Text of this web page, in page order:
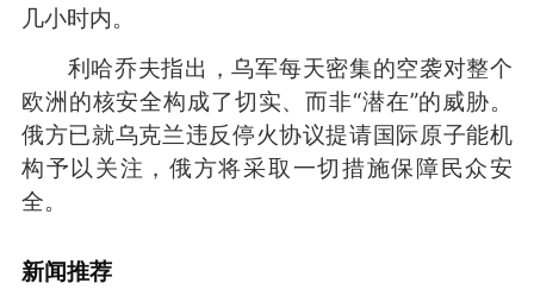
几小时内。
利哈乔夫指出，乌军每天密集的空袭对整个
欧洲的核安全构成了切实、而非“潜在”的威胁。
俄方已就乌克兰违反停火协议提请国际原子能机
构予以关注，俄方将采取一切措施保障民众安
全。
新闻推荐